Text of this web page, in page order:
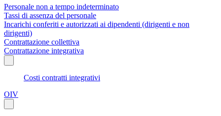
Personale non a tempo indeterminato
Tassi di assenza del personale
Incarichi conferiti e autorizzati ai dipendenti (dirigenti e non
dirigenti)
Contrattazione collettiva
Contrattazione integrativa
Costi contratti integrativi
OIV